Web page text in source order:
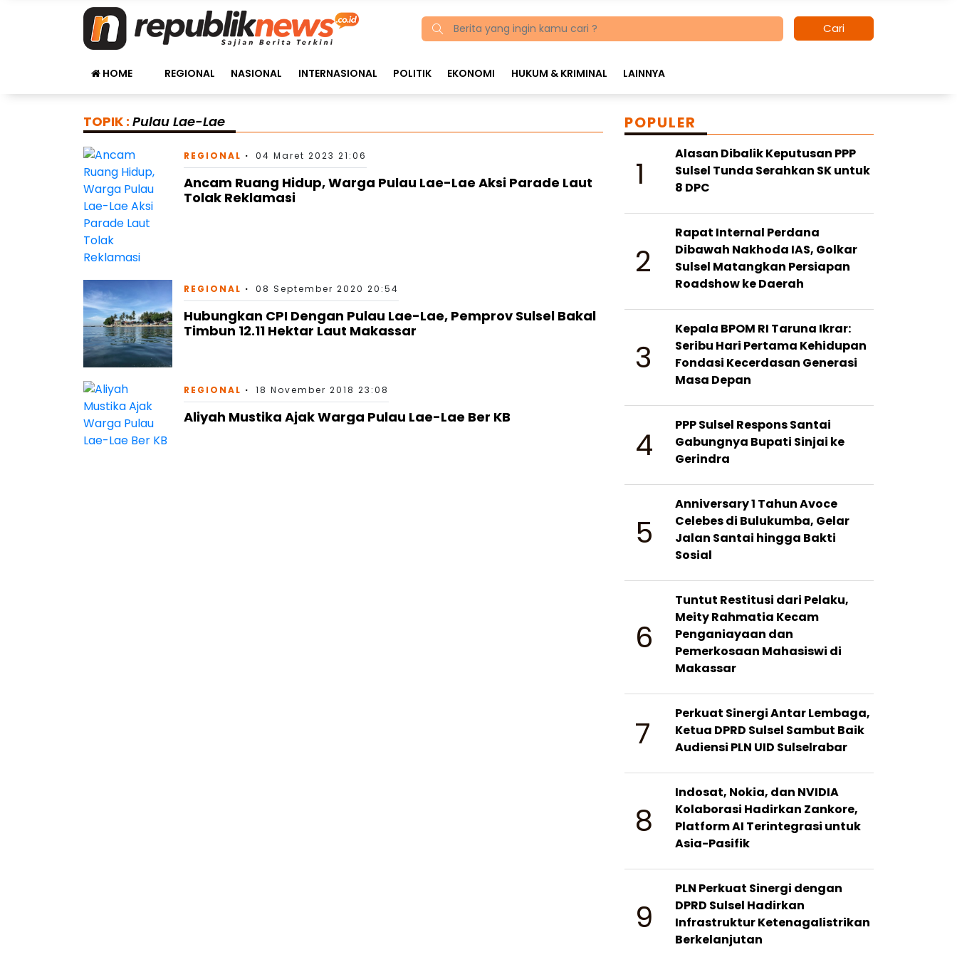
Cari
HOME REGIONAL NASIONAL INTERNASIONAL POLITIK EKONOMI HUKUM & KRIMINAL LAINNYA
TOPIK : Pulau Lae-Lae
REGIONAL 04 Maret 2023 21:06
Ancam Ruang Hidup, Warga Pulau Lae-Lae Aksi Parade Laut
Tolak Reklamasi
REGIONAL 08 September 2020 20:54
Hubungkan CPI Dengan Pulau Lae-Lae, Pemprov Sulsel Bakal
Timbun 12.11 Hektar Laut Makassar
REGIONAL 18 November 2018 23:08
Aliyah Mustika Ajak Warga Pulau Lae-Lae Ber KB
POPULER
1
Alasan Dibalik Keputusan PPP
Sulsel Tunda Serahkan SK untuk
8 DPC
2
Rapat Internal Perdana
Dibawah Nakhoda IAS, Golkar
Sulsel Matangkan Persiapan
Roadshow ke Daerah
3
Kepala BPOM RI Taruna Ikrar:
Seribu Hari Pertama Kehidupan
Fondasi Kecerdasan Generasi
Masa Depan
4
PPP Sulsel Respons Santai
Gabungnya Bupati Sinjai ke
Gerindra
5
Anniversary 1 Tahun Avoce
Celebes di Bulukumba, Gelar
Jalan Santai hingga Bakti
Sosial
6
Tuntut Restitusi dari Pelaku,
Meity Rahmatia Kecam
Penganiayaan dan
Pemerkosaan Mahasiswi di
Makassar
7
Perkuat Sinergi Antar Lembaga,
Ketua DPRD Sulsel Sambut Baik
Audiensi PLN UID Sulselrabar
8
Indosat, Nokia, dan NVIDIA
Kolaborasi Hadirkan Zankore,
Platform AI Terintegrasi untuk
Asia-Pasifik
9
PLN Perkuat Sinergi dengan
DPRD Sulsel Hadirkan
Infrastruktur Ketenagalistrikan
Berkelanjutan